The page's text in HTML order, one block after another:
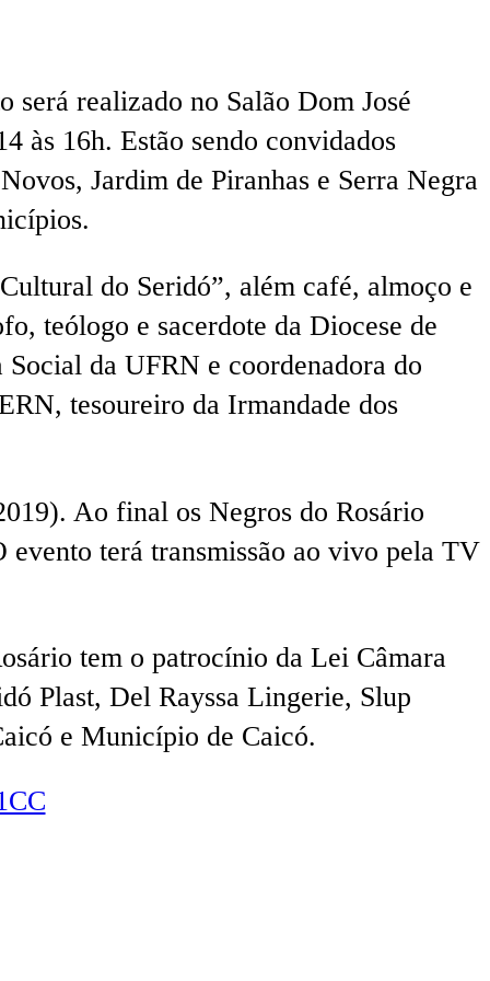
será realizado no Salão Dom José
às 16h. Estão sendo convidados
Jardim de Piranhas e Serra Negra
do Seridó”, além café, almoço e
teólogo e sacerdote da Diocese de
da UFRN e coordenadora do
tesoureiro da Irmandade dos
Ao final os Negros do Rosário
evento terá transmissão ao vivo pela TV
tem o patrocínio da Lei Câmara
Plast, Del Rayssa Lingerie, Slup
e Município de Caicó.